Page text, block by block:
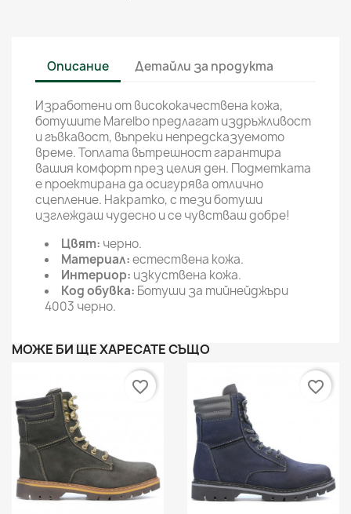
Описание Детайли за продукта
Изработени от висококачествена кожа,
ботушите Marelbo предлагат издръжливост
и гъвкавост, въпреки непредсказуемото
време. Топлата вътрешност гарантира
вашия комфорт през целия ден. Подметката
е проектирана да осигурява отлично
сцепление. Накратко, с тези ботуши
изглеждаш чудесно и се чувстваш добре!
Цвят: черно.
Материал:естествена кожа.
Интериор: изкуствена кожа.
Код обувка: Ботуши за тийнейджъри
4003 черно.
МОЖЕ БИ ЩЕ ХАРЕСАТЕ СЪЩО
favorite_border favorite_border